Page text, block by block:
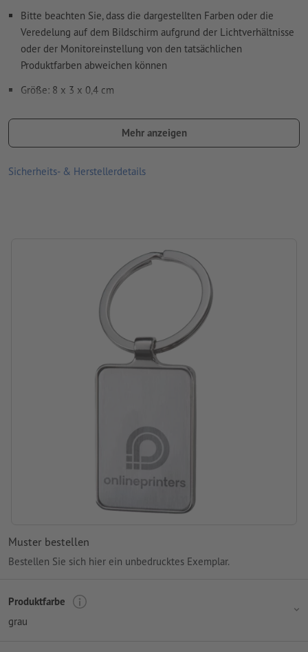
Wie lege ich Druckdaten richtig an?
Bitte beachten Sie, dass die dargestellten Farben oder die
Veredelung auf dem Bildschirm aufgrund der Lichtverhältnisse
oder der Monitoreinstellung von den tatsächlichen
Produktfarben abweichen können
Größe: 8 x 3 x 0,4 cm
Verpackung: Einzelverpackung – Karton
Verarbeitung: Lasergravur
Mehr anzeigen
Sicherheits- & Herstellerdetails
Muster bestellen
Bestellen Sie sich hier ein unbedrucktes Exemplar.
Produktfarbe
grau